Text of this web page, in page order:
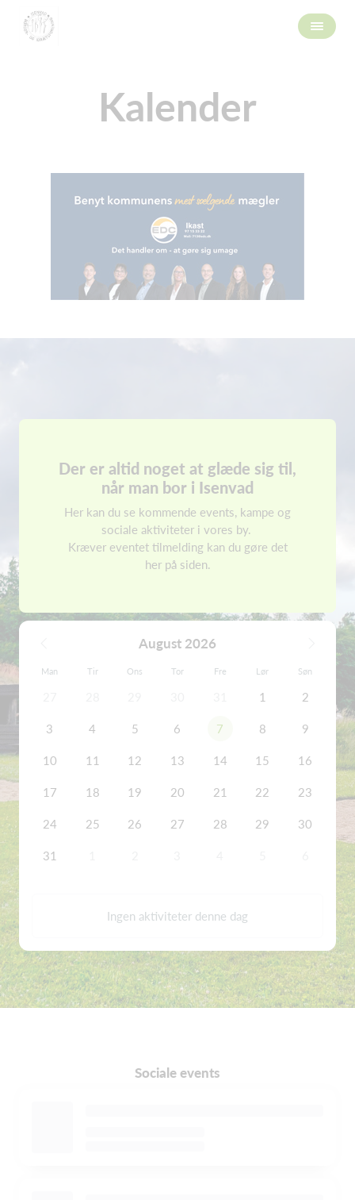
Kalender
Der er altid noget at glæde sig til,
når man bor i Isenvad
Her kan du se kommende events, kampe og
sociale aktiviteter i vores by.
Kræver eventet tilmelding kan du gøre det
her på siden.
August 2026
Man Tir Ons Tor Fre Lør Søn
1 2
3 4 5 6 7 8 9
10 11 12 13 14 15 16
17 18 19 20 21 22 23
24 25 26 27 28 29 30
31
Ingen aktiviteter denne dag
Sociale events